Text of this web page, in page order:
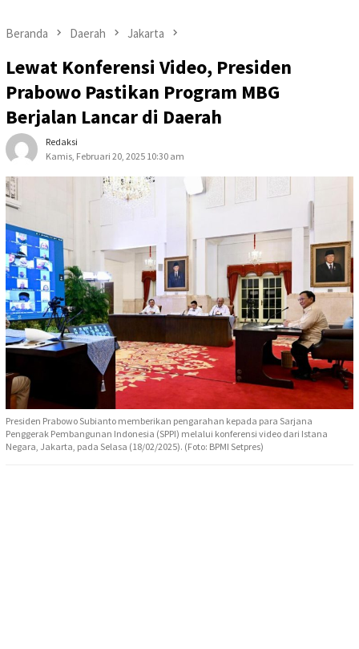
Beranda Daerah Jakarta
Lewat Konferensi Video, Presiden
Prabowo Pastikan Program MBG
Berjalan Lancar di Daerah
Redaksi
Kamis, Februari 20, 2025 10:30 am
Presiden Prabowo Subianto memberikan pengarahan kepada para Sarjana
Penggerak Pembangunan Indonesia (SPPI) melalui konferensi video dari Istana
Negara, Jakarta, pada Selasa (18/02/2025). (Foto: BPMI Setpres)